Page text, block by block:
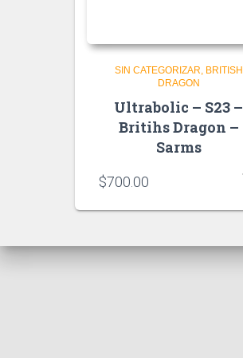
SIN CATEGORIZAR
BRITISH
DRAGON
Ultrabolic – S23 –
Britihs Dragon –
Sarms
$700.00